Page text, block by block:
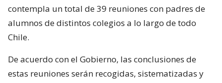
contempla un total de 39 reuniones con padres de
alumnos de distintos colegios a lo largo de todo
Chile.
De acuerdo con el Gobierno, las conclusiones de
estas reuniones serán recogidas, sistematizadas y